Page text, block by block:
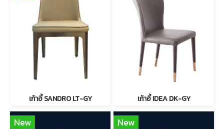
เก้าอี้ SANDRO LT-GY เก้าอี้ IDEA DK-GY
New New